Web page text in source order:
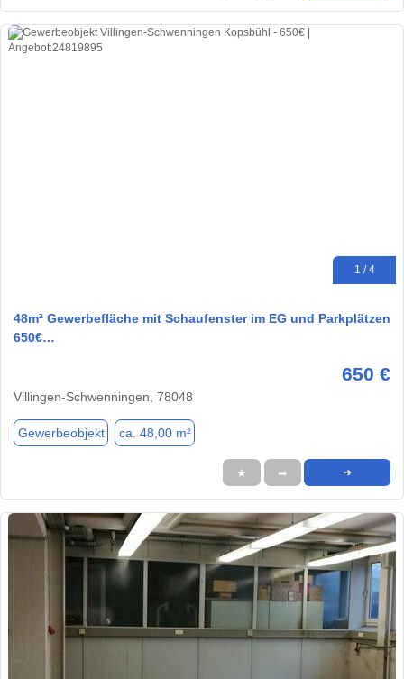
1 / 4
48m² Gewerbefläche mit Schaufenster im EG und Parkplätzen
650€…
650 €
Villingen-Schwenningen, 78048
Gewerbeobjekt ca. 48,00 m²
★ ➦ ➜